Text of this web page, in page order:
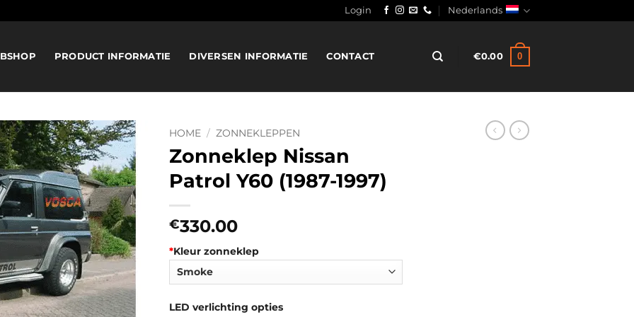
Login Nederlands
PRODUCT INFORMATIE DIVERSEN INFORMATIE CONTACT €0.00 0
HOME / ZONNEKLEPPEN
Zonneklep Nissan
Patrol Y60 (1987-1997)
€330.00
*Kleur zonneklep
LED verlichting opties